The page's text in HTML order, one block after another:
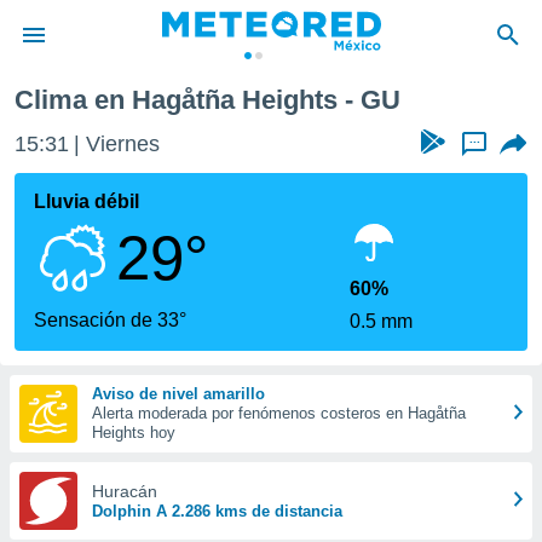
de
ha sido
para
que se
calidad.
a este
las
y
forma
digital
basada
Clima en Hagåtña Heights - GU
15:31 Viernes ...
Lluvia débil
29°
Sensación de 33°
60%
0.5 mm
Aviso de nivel amarillo
Alerta moderada por fenómenos costeros en Hagåtña
Heights hoy
Huracán
Dolphin A 2.286 kms de distancia